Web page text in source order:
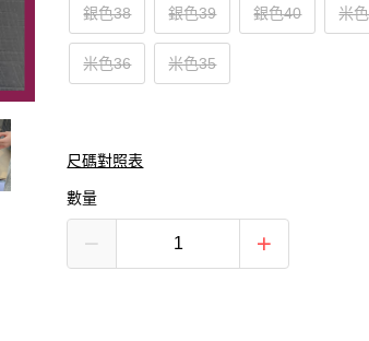
銀色38 銀色39 銀色40 米
米色36 米色35
尺碼對照表
數量